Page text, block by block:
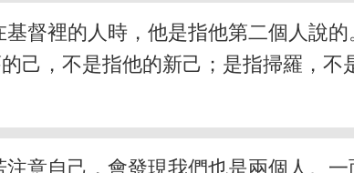
基督裡的人時，他是指他第二個人說
己，不是指他的新己；是指掃羅，
注意自己，會發現我們也是兩個人。